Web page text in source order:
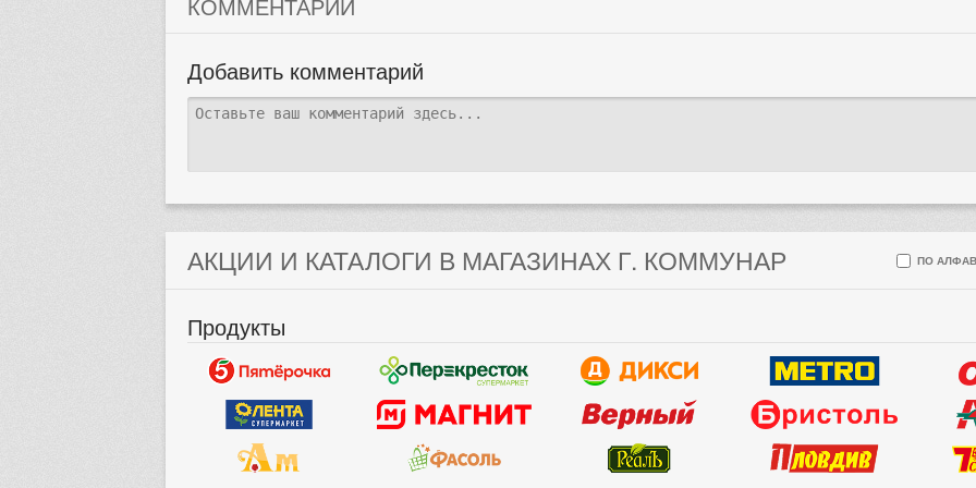
КОММЕНТАРИИ
Добавить комментарий
АКЦИИ И КАТАЛОГИ В МАГАЗИНАХ Г. КОММУНАР ПО
Продукты